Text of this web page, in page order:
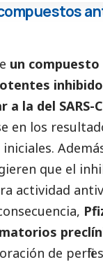
un compuesto
la del SARS-
en los
que el
actividad
de